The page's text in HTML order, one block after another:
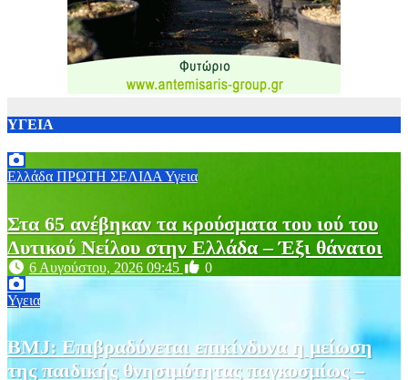
ΥΓΕΙΑ
Ελλάδα ΠΡΩΤΗ ΣΕΛΙΔΑΥγεια
Στα 65 ανέβηκαν τα κρούσματα του ιού του
Δυτικού Νείλου στην Ελλάδα – Έξι θάνατοι
6 Αυγούστου, 2026 09:45 0
Υγεια
BMJ: Επιβραδύνεται επικίνδυνα η μείωση
της παιδικής θνησιμότητας παγκοσμίως –